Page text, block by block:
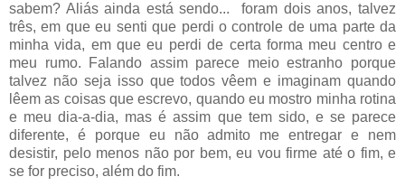
sabem? Aliás ainda está sendo... foram dois anos, talvez
três, em que eu senti que perdi o controle de uma parte da
minha vida, em que eu perdi de certa forma meu centro e
meu rumo. Falando assim parece meio estranho porque
talvez não seja isso que todos vêem e imaginam quando
lêem as coisas que escrevo, quando eu mostro minha rotina
e meu dia-a-dia, mas é assim que tem sido, e se parece
diferente, é porque eu não admito me entregar e nem
desistir, pelo menos não por bem, eu vou firme até o fim, e
se for preciso, além do fim.